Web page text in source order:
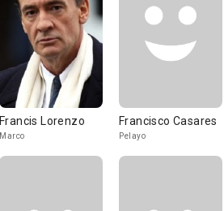
Francis Lorenzo
Marco
Francisco Casares
Pelayo